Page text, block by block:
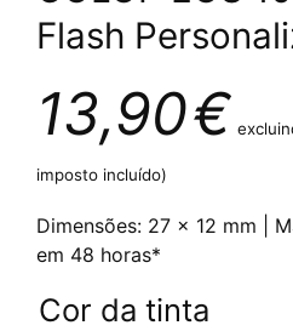
Flash
13,90€
imposto incluído)
Dimensões: 27 x 12 mm |
em 48 horas*
Cor da tinta